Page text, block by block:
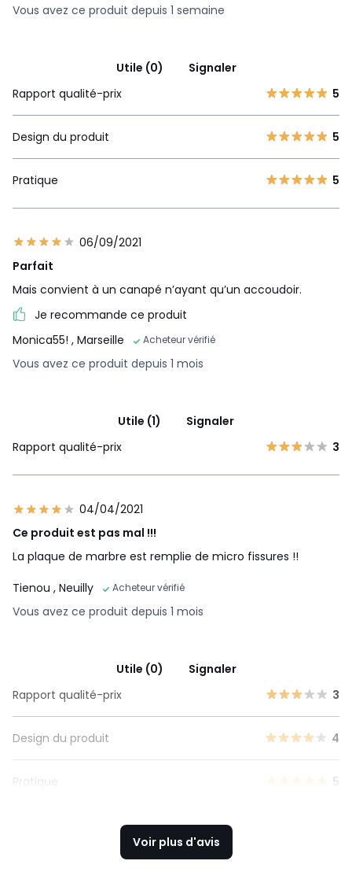
Vous avez ce produit depuis 1 semaine
Utile (0)
Signaler
Rapport qualité-prix
5
Design du produit 5
Pratique 5
06/09/2021
Parfait
Mais convient à un canapé n’ayant qu’un accoudoir.
Je recommande ce produit
Monica55! , Marseille Acheteur vérifié
Vous avez ce produit depuis 1 mois
Utile (1)
Signaler
Rapport qualité-prix
3
04/04/2021
Ce produit est pas mal !!!
La plaque de marbre est remplie de micro fissures !!
Tienou , Neuilly Acheteur vérifié
Vous avez ce produit depuis 1 mois
Utile (0)
Signaler
Rapport qualité-prix
3
Design du produit 4
Pratique 5
Voir plus d'avis